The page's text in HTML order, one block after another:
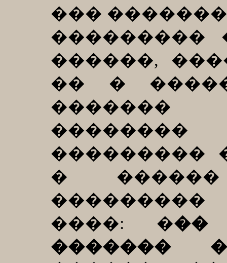
���
���������
������,
�� �
�������
���������
�
����: ���
�������